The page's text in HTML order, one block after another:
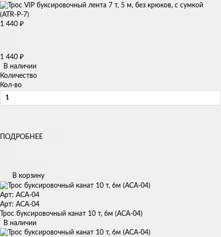
1 440 ₽
1 440 ₽
В наличии
Количество
Кол-во
ПОДРОБНЕЕ
В корзину
Арт: ACA-04
Арт: ACA-04
Трос буксировочный канат 10 т, 6м (ACA-04)
В наличии